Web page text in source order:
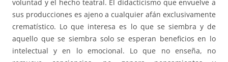
voluntad y el hecho teatral. El didacticismo que envuelve a
sus producciones es ajeno a cualquier afán exclusivamente
crematístico. Lo que interesa es lo que se siembra y de
aquello que se siembra solo se esperan beneficios en lo
intelectual y en lo emocional. Lo que no enseña, no